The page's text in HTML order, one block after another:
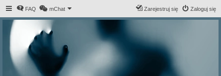
FAQ mChat Zaloguj się
Zarejestruj się